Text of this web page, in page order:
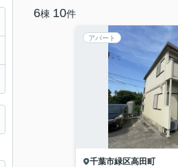
6棟 10件
アパート
千葉市緑区高田町